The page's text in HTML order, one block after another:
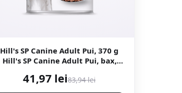
Hill's SP Canine Adult Pui, 370 g
Hill's SP Canine Adult Pui, bax,
41,97 lei83,94 lei